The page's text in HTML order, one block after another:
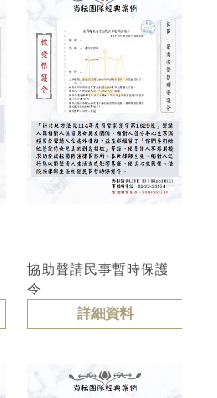
協助聲請民事暫時保護
令
詳細資料